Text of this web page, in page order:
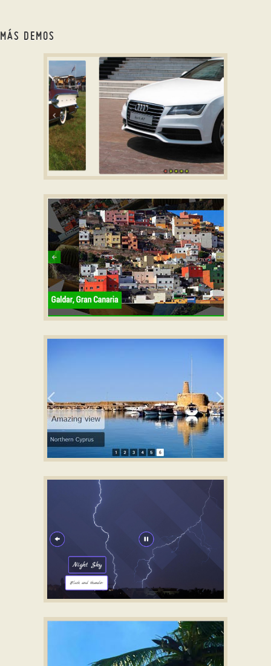
MÁS DEMOS
wordpress gallery plugin
with Seven Effect
slider javascript
with Photo Animation
with Basic Animation
html5 slideshow
with Slices Transition